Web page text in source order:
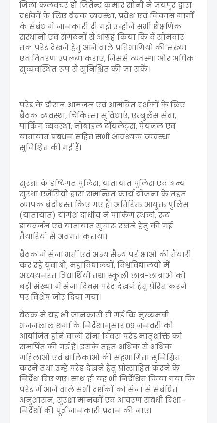
जिला कलक्टर डॉ. जितेन्द्र कुमार सोनी ने जयपुर द्वारा
दर्शकों के लिए बैठक व्यवस्था, प्रवेश एवं निकास मार्गों
के संबंध में जानकारी दी गई। उन्होंने सभी शैक्षणिक
संस्थानों एवं संगठनों से आग्रह किया कि वे सोमवार
तक परेड देखने हेतु आने वाले प्रतिभागियों की संख्या
एवं विवरण उपलब्ध कराएं, जिससे व्यवस्था और अधिक
सुव्यवस्थित रूप से सुनिश्चित की जा सकें।
परेड के दौरान आमजन एवं आमंत्रित दर्शकों के लिए
बैठक व्यवस्था, चिकित्सा सुविधाएं, एम्बुलेंस सेवा,
पार्किंग व्यवस्था, मोबाइल टॉयलेट्स, पेयजल एवं
यातायात प्रबंधन सहित सभी आवश्यक व्यवस्था
सुनिश्चित की गई हैं।
सुरक्षा के दृष्टिगत पुलिस, यातायात पुलिस एवं अन्य
सुरक्षा एजेंसियों द्वारा समन्वित कार्य योजना के तहत
व्यापक बंदोबस्त किए गए हैं। अतिरिक्त आयुक्त पुलिस
(यातायात) योगेश दाधीच ने पार्किंग स्थलों, रूट
डायवर्जन एवं यातायात सुचारू रखने हेतु की गई
तैयारियों से अवगत कराया।
बैठक में सेना भर्ती एवं अन्य सैन्य परीक्षाओं की तैयारी
कर रहे युवाओं, महाविद्यालयों, विश्वविद्यालयों में
अध्ययनरत विद्यार्थियों तथा स्कूली छात्र-छात्राओं को
बड़ी संख्या में सेना दिवस परेड देखने हेतु प्रेरित करने
पर विशेष जोर दिया गया।
बैठक में यह भी जानकारी दी गई कि मुख्यमंत्री
भजनलाल शर्मा के निर्देशानुसार 09 जनवरी को
आयोजित होने वाली सेना दिवस परेड मातृशक्ति को
समर्पित की गई है। इसके तहत अधिक से अधिक
महिलाओं एवं बालिकाओं की सहभागिता सुनिश्चित
करने तथा उन्हें परेड देखने हेतु प्रोत्साहित करने के
निर्देश दिए गए। साथ ही यह भी निर्देशित किया गया कि
परेड में आने वाले सभी दर्शकों को सेना से संबंधित
अनुशासन, सुरक्षा मानकों एवं आचरण संबंधी दिशा-
निर्देशों की पूर्व जानकारी प्रदान की जाए।